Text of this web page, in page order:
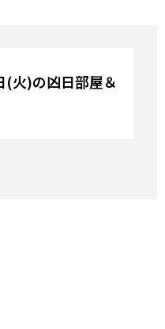
(火)の凶日部屋＆